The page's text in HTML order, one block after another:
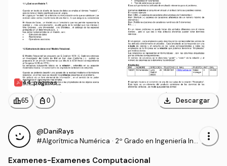
44 páginas
leaderboard65 personal_bag 0 download Descargar
@DaniRays
#Algorítmica Numérica · 2º Grado en Ingeniería Inf
more_vert
Examenes-Examenes Computacional